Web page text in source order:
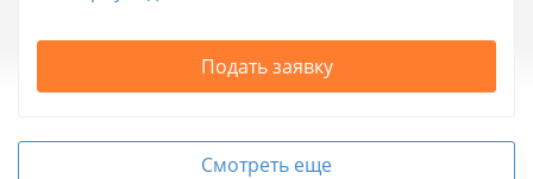
Подать заявку
Смотреть еще